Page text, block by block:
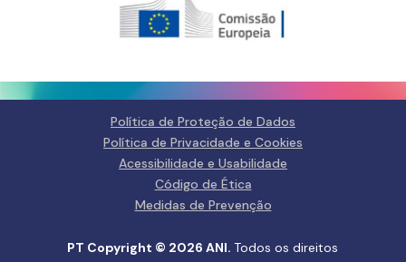
cookies para armazenar e/ou aceder a informações do dispositivo.
Consentir com essas tecnologias nos permitirá processar dados, como
comportamento de navegação ou IDs exclusivos neste site. Não consentir
Aceitar
Negar
Política de Proteção de Dados
Política de Privacidade e Cookies
Acessibilidade e Usabilidade
Código de Ética
Medidas de Prevenção
PT Copyright © 2026 ANI. Todos os direitos